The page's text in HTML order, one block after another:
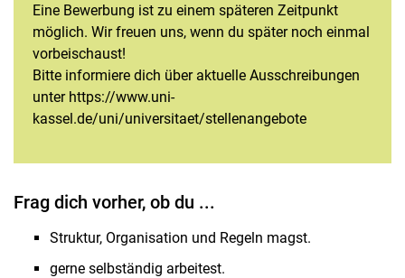
Eine Bewerbung ist zu einem späteren Zeitpunkt
möglich. Wir freuen uns, wenn du später noch einmal
vorbeischaust!
Bitte informiere dich über aktuelle Ausschreibungen
unter https://www.uni-
kassel.de/uni/universitaet/stellenangebote
Frag dich vorher, ob du ...
Struktur, Organisation und Regeln magst.
gerne selbständig arbeitest.